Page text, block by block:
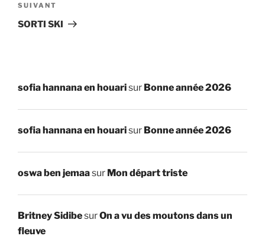
Article
suivant
SUIVANT
SORTI SKI
sofia hannana en houarisur Bonne année 2026
sofia hannana en houarisur Bonne année 2026
oswa ben jemaasur Mon départ triste
Britney SidibesurOn a vu des moutons dans un
fleuve